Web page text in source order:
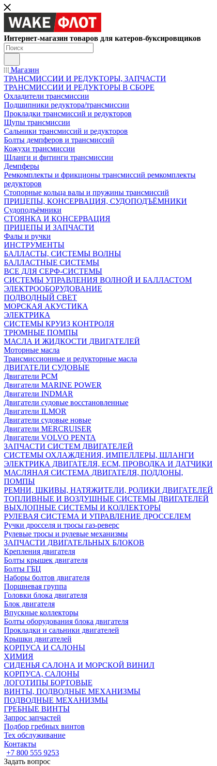
Интернет-магазин товаров для катеров-буксировщиков
Магазин
ТРАНСМИССИИ И РЕДУКТОРЫ, ЗАПЧАСТИ
ТРАНСМИССИИ И РЕДУКТОРЫ В СБОРЕ
Охладители трансмиссии
Подшипники редуктора/трансмиссии
Прокладки трансмиссий и редукторов
Щупы трансмиссии
Сальники трансмиссий и редукторов
Болты демпферов и трансмиссий
Кожухи трансмиссии
Шланги и фитинги трансмиссии
Демпферы
Ремкомплекты и фрикционы трансмиссий ремкомплекты
редукторов
Стопорные кольца валы и пружины трансмиссий
ПРИЦЕПЫ, КОНСЕРВАЦИЯ, СУДОПОДЪЁМНИКИ
Судоподъёмники
СТОЯНКА И КОНСЕРВАЦИЯ
ПРИЦЕПЫ И ЗАПЧАСТИ
Фалы и ручки
ИНСТРУМЕНТЫ
БАЛЛАСТЫ, СИСТЕМЫ ВОЛНЫ
БАЛЛАСТНЫЕ СИСТЕМЫ
ВСЕ ДЛЯ СЕРФ-СИСТЕМЫ
СИСТЕМЫ УПРАВЛЕНИЯ ВОЛНОЙ И БАЛЛАСТОМ
ЭЛЕКТРООБОРУДОВАНИЕ
ПОДВОДНЫЙ СВЕТ
МОРСКАЯ АКУСТИКА
ЭЛЕКТРИКА
СИСТЕМЫ КРУИЗ КОНТРОЛЯ
ТРЮМНЫЕ ПОМПЫ
МАСЛА И ЖИДКОСТИ ДВИГАТЕЛЕЙ
Моторные масла
Трансмиссионные и редукторные масла
ДВИГАТЕЛИ СУДОВЫЕ
Двигатели PCM
Двигатели MARINE POWER
Двигатели INDMAR
Двигатели судовые восстановленные
Двигатели ILMOR
Двигатели судовые новые
Двигатели MERCRUISER
Двигатели VOLVO PENTA
ЗАПЧАСТИ СИСТЕМ ДВИГАТЕЛЕЙ
СИСТЕМЫ ОХЛАЖДЕНИЯ, ИМПЕЛЛЕРЫ, ШЛАНГИ
ЭЛЕКТРИКА ДВИГАТЕЛЯ, ECM, ПРОВОДКА И ДАТЧИКИ
МАСЛЯНАЯ СИСТЕМА ДВИГАТЕЛЯ, ПОДДОНЫ,
ПОМПЫ
РЕМНИ, ШКИВЫ, НАТЯЖИТЕЛИ, РОЛИКИ ДВИГАТЕЛЕЙ
ТОПЛИВНЫЕ И ВОЗДУШНЫЕ СИСТЕМЫ ДВИГАТЕЛЕЙ
ВЫХЛОПНЫЕ СИСТЕМЫ И КОЛЛЕКТОРЫ
РУЛЕВАЯ СИСТЕМА И УПРАВЛЕНИЕ ДРОССЕЛЕМ
Ручки дросселя и тросы газ-реверс
Рулевые тросы и рулевые механизмы
ЗАПЧАСТИ ДВИГАТЕЛЬНЫХ БЛОКОВ
Крепления двигателя
Болты крышек двигателя
Болты ГБЦ
Наборы болтов двигателя
Поршневая группа
Головки блока двигателя
Блок двигателя
Впускные коллекторы
Болты оборудования блока двигателя
Прокладки и сальники двигателей
Крышки двигателей
КОРПУСА И САЛОНЫ
ХИМИЯ
СИДЕНЬЯ САЛОНА И МОРСКОЙ ВИНИЛ
КОРПУСА, САЛОНЫ
ЛОГОТИПЫ БОРТОВЫЕ
ВИНТЫ, ПОДВОДНЫЕ МЕХАНИЗМЫ
ПОДВОДНЫЕ МЕХАНИЗМЫ
ГРЕБНЫЕ ВИНТЫ
Запрос запчастей
Подбор гребных винтов
Тех обслуживание
Контакты
+7 800 555 9253
Задать вопрос